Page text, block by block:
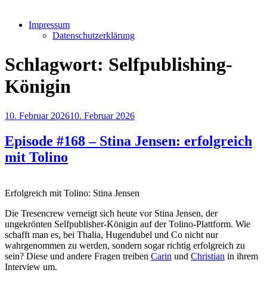
Impressum
Datenschutzerklärung
Schlagwort: Selfpublishing-
Königin
Veröffentlicht
10. Februar 202610. Februar 2026
Episode #168 – Stina Jensen: erfolgreich
mit Tolino
Erfolgreich mit Tolino: Stina Jensen
Die Tresencrew verneigt sich heute vor Stina Jensen, der
ungekrönten Selfpublisher-Königin auf der Tolino-Plattform. Wie
schafft man es, bei Thalia, Hugendubel und Co nicht nur
wahrgenommen zu werden, sondern sogar richtig erfolgreich zu
sein? Diese und andere Fragen treiben Carin und Christian in ihrem
Interview um.